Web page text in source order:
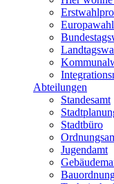
Europawahl
Abteilungen
Standesamt
Stadtbüro
Jugendamt